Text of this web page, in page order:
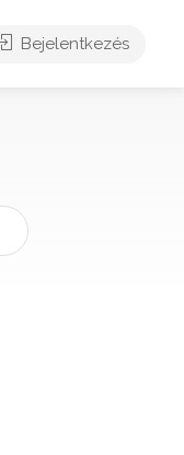
Bejelentkezés